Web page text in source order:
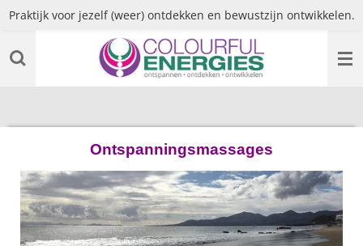
Ga
naar
hoofdinhoud
Praktijk voor jezelf (weer) ontdekken en bewustzijn ontwikkelen.
Ontspanningsmassages